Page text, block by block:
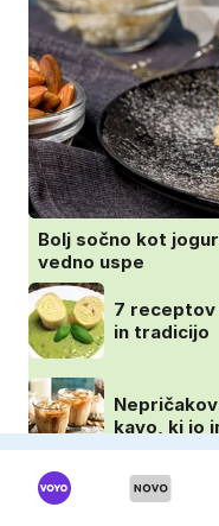
Bolj sočno kot
vedno uspe
7 receptov
in tradicijo
kavo, ki jo